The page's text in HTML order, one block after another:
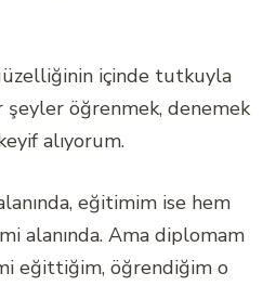
içinde tutkuyla
öğrenmek, denemek
alıyorum.
eğitimim ise hem
alanında. Ama diplomam
eğittiğim, öğrendiğim o